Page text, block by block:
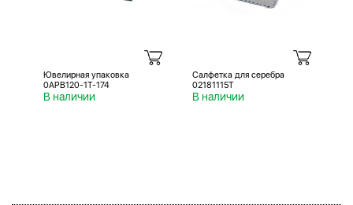
Ювелирная упаковка
0APB120-1T-174
В наличии
Салфетка для серебра
02181115T
В наличии